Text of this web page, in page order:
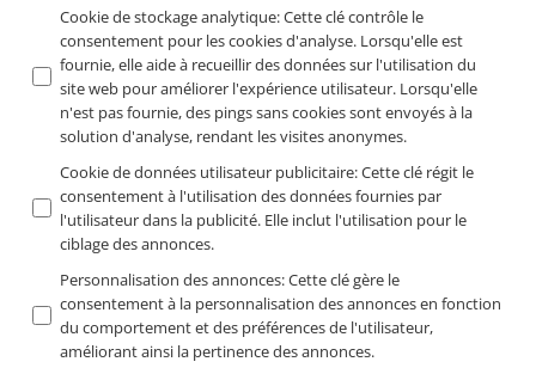
Cookie de stockage analytique:Cette clé contrôle le
consentement pour les cookies d'analyse. Lorsqu'elle est
fournie, elle aide à recueillir des données sur l'utilisation du
site web pour améliorer l'expérience utilisateur. Lorsqu'elle
n'est pas fournie, des pings sans cookies sont envoyés à la
solution d'analyse, rendant les visites anonymes.
Cookie de données utilisateur publicitaire:Cette clé régit le
consentement à l'utilisation des données fournies par
l'utilisateur dans la publicité. Elle inclut l'utilisation pour le
ciblage des annonces.
Personnalisation des annonces:Cette clé gère le
consentement à la personnalisation des annonces en fonction
du comportement et des préférences de l'utilisateur,
améliorant ainsi la pertinence des annonces.